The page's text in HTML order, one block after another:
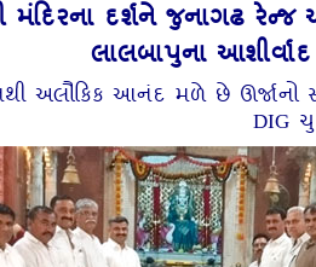
મંદિરના દર્શને જુનાગઢ
લાલબાપુના
અલૌકિક આનંદ મળે છે
DIG